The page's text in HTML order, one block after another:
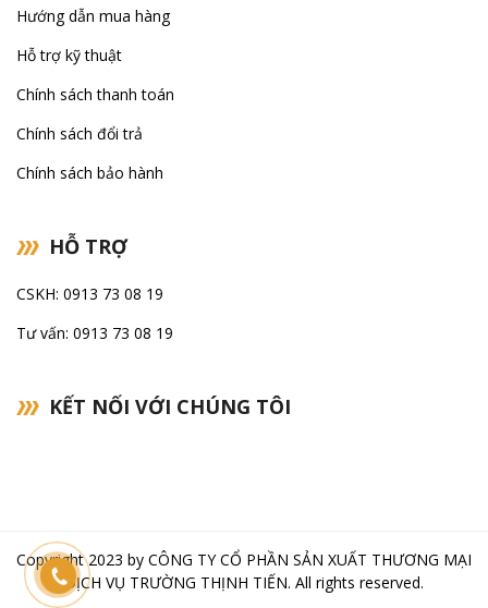
Hướng dẫn mua hàng
Hỗ trợ kỹ thuật
Chính sách thanh toán
Chính sách đổi trả
Chính sách bảo hành
HỖ TRỢ
CSKH: 0913 73 08 19
Tư vấn: 0913 73 08 19
KẾT NỐI VỚI CHÚNG TÔI
Copyright 2023 by CÔNG TY CỔ PHẦN SẢN XUẤT THƯƠNG MẠI
DỊCH VỤ TRƯỜNG THỊNH TIẾN. All rights reserved.